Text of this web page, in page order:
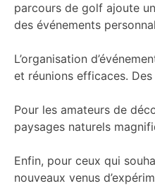
parcours de golf ajoute
des événements
L’organisation
et réunions efficaces.
Pour les amateurs de
paysages naturels
Enfin, pour ceux qui
nouveaux venus